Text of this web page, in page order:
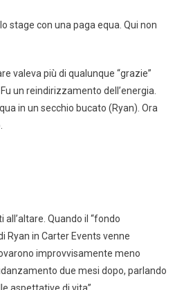
stage con una paga equa. Qui non
valeva più di qualunque “grazie”
un reindirizzamento dell’energia.
in un secchio bucato (Ryan). Ora
Quando il “fondo
Ryan in Carter Events venne
improvvisamente meno
due mesi dopo, parlando
aspettative di vita”.